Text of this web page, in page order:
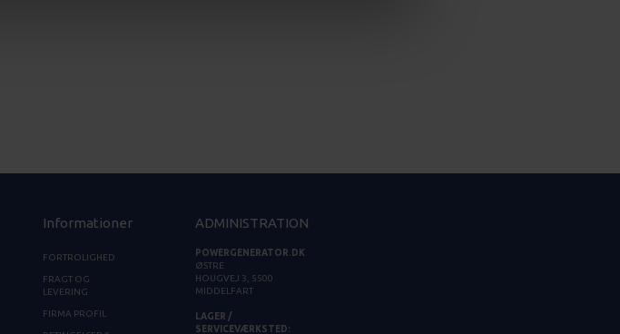
Informationer
FORTROLIGHED
FRAGT OG
LEVERING
FIRMA PROFIL
ADMINISTRATION
POWERGENERATOR.DK
ØSTRE
HOUGVEJ 3, 5500
MIDDELFART
LAGER /
SERVICEVÆRKSTED: